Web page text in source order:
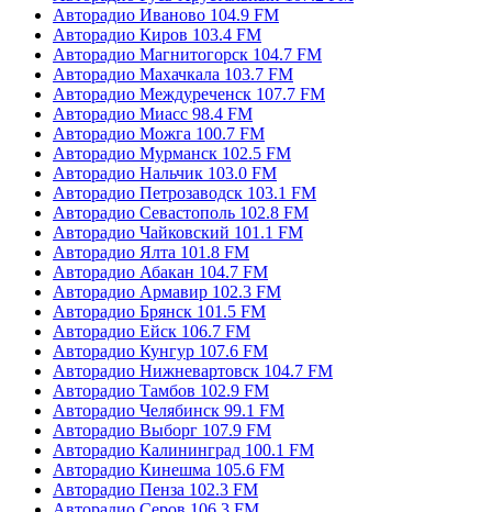
Авторадио Иваново 104.9 FM
Авторадио Киров 103.4 FM
Авторадио Магнитогорск 104.7 FM
Авторадио Махачкала 103.7 FM
Авторадио Междуреченск 107.7 FM
Авторадио Миасс 98.4 FM
Авторадио Можга 100.7 FM
Авторадио Мурманск 102.5 FM
Авторадио Нальчик 103.0 FM
Авторадио Петрозаводск 103.1 FM
Авторадио Севастополь 102.8 FM
Авторадио Чайковский 101.1 FM
Авторадио Ялта 101.8 FM
Авторадио Абакан 104.7 FM
Авторадио Армавир 102.3 FM
Авторадио Брянск 101.5 FM
Авторадио Ейск 106.7 FM
Авторадио Кунгур 107.6 FM
Авторадио Нижневартовск 104.7 FM
Авторадио Тамбов 102.9 FM
Авторадио Челябинск 99.1 FM
Авторадио Выборг 107.9 FM
Авторадио Калининград 100.1 FM
Авторадио Кинешма 105.6 FM
Авторадио Пенза 102.3 FM